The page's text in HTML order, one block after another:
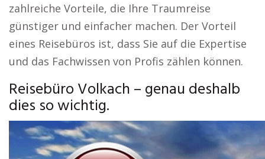
zahlreiche Vorteile, die Ihre Traumreise
günstiger und einfacher machen. Der Vorteil
eines Reisebüros ist, dass Sie auf die Expertise
und das Fachwissen von Profis zählen können.
Reisebüro Volkach – genau deshalb
dies so wichtig.